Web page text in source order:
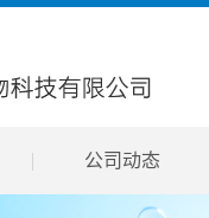
公司动态